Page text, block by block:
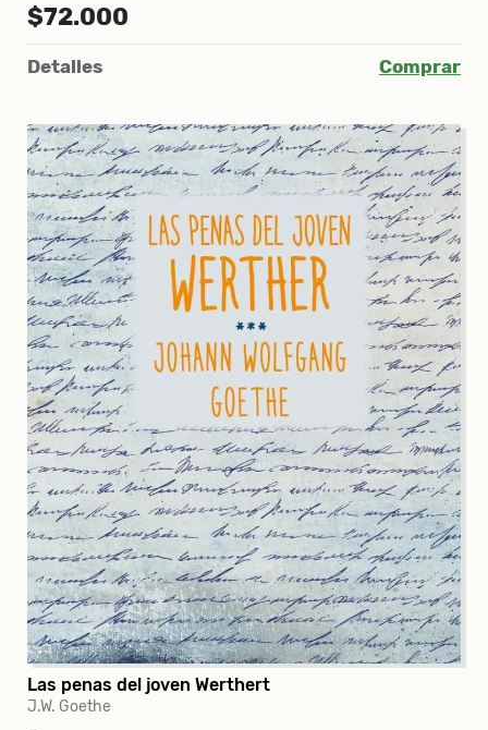
$72.000
Detalles Comprar
Las penas del joven Werthert
J.W. Goethe